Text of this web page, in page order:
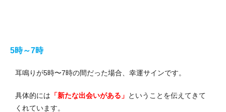
5時～7時
耳鳴りが5時〜7時の間だった場合、幸運サインです。
具体的には 「新たな出会いがある」 ということを伝えてきて
くれています。